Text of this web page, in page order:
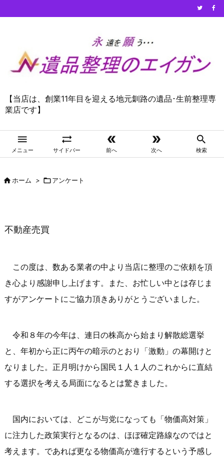
【当店は、創業11年目を迎える地元釧路の遺品･生前整理専
業店です】

メニュー

サイドバー

前へ

次へ

検索
ホーム > アンケート
不動産売買
この度は、数ある業者の中より当店に整理のご依頼を頂
き心より感謝申し上げます。また、お忙しい中とは存じま
すがアンケートにご協力頂きありがとうございました。
令和８年の今年は、連日の株高から始まり解散総選挙
と、年初から正に丙午の暗示のとおり「激動」の幕開けと
なりました。正月明けから国民１人１人のこれからに直結
する選択を考える局面になるとは驚きました。
国内においては、どこが与党になっても「物価高対策」
に注力した政策実行となるのは、ほぼ確定路線なのではと
考えます。であれば更なる物価高が進行するという予感し